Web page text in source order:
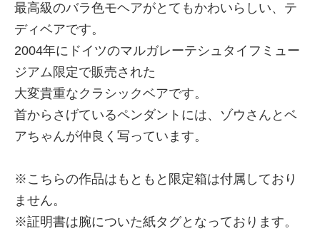
最高級のバラ色モヘアがとてもかわいらしい、テ
ディベアです。
2004年にドイツのマルガレーテシュタイフミュー
ジアム限定で販売された
大変貴重なクラシックベアです。
首からさげているペンダントには、ゾウさんとベ
アちゃんが仲良く写っています。
※こちらの作品はもともと限定箱は付属しており
ません。
※証明書は腕についた紙タグとなっております。